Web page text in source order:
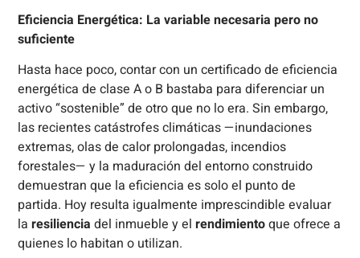
Eficiencia Energética: La variable necesaria pero no
suficiente
Hasta hace poco, contar con un certificado de eficiencia
energética de clase A o B bastaba para diferenciar un
activo “sostenible” de otro que no lo era. Sin embargo,
las recientes catástrofes climáticas —inundaciones
extremas, olas de calor prolongadas, incendios
forestales— y la maduración del entorno construido
demuestran que la eficiencia es solo el punto de
partida. Hoy resulta igualmente imprescindible evaluar
laresiliencia del inmueble y elrendimientoque ofrece a
quienes lo habitan o utilizan.